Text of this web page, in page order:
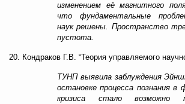
изменением её магнитного
что фундаментальные
наук решены. Пространство
пустота.
20. Кондраков Г.В. “Теория управляемого
ТУНП выявила заблуждения
остановке процесса познания в
кризиса стало возможно